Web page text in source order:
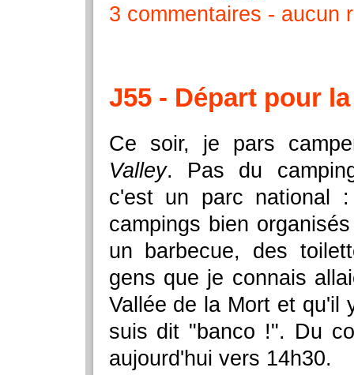
3 commentaires
aucun
J55 - Départ pour
Ce soir, je pars
Valley. Pas du
c'est un parc national
campings bien
un barbecue, des
gens que je connais
Vallée de la Mort et qu'il
suis dit "banco !". Du
aujourd'hui vers 14h30.